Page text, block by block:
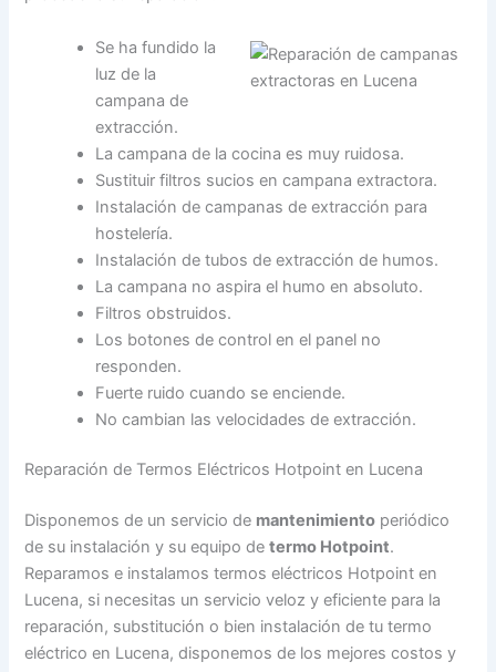
Se ha fundido la
luz de la
campana de
extracción.
La campana de la cocina es muy ruidosa.
Sustituir filtros sucios en campana extractora.
Instalación de campanas de extracción para
hostelería.
Instalación de tubos de extracción de humos.
La campana no aspira el humo en absoluto.
Filtros obstruidos.
Los botones de control en el panel no
responden.
Fuerte ruido cuando se enciende.
No cambian las velocidades de extracción.
Reparación de Termos Eléctricos Hotpoint en Lucena
Disponemos de un servicio de mantenimiento periódico
de su instalación y su equipo determo Hotpoint.
Reparamos e instalamos termos eléctricos Hotpoint en
Lucena, si necesitas un servicio veloz y eficiente para la
reparación, substitución o bien instalación de tu termo
eléctrico en Lucena, disponemos de los mejores costos y